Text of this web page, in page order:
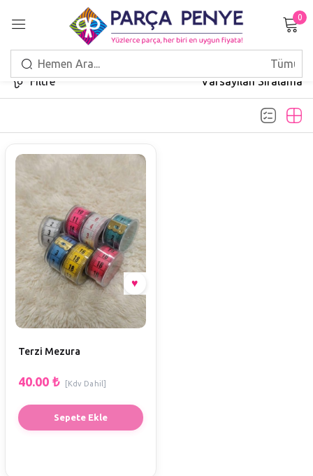
0
Filtre Varsayılan Sıralama
Sepete Ekle
Terzi Mezura
40.00 ₺ [Kdv Dahil]
Giriş Yap
HESAP OLUŞTUR